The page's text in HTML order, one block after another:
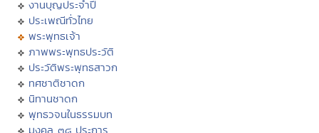
งานบุญประจำปี
ประเพณีทั่วไทย
พระพุทธเจ้า
ภาพพระพุทธประวัติ
ประวัติพระพุทธสาวก
ทศชาติชาดก
นิทานชาดก
พุทธวจนในธรรมบท
มงคล ๓๘ ประการ